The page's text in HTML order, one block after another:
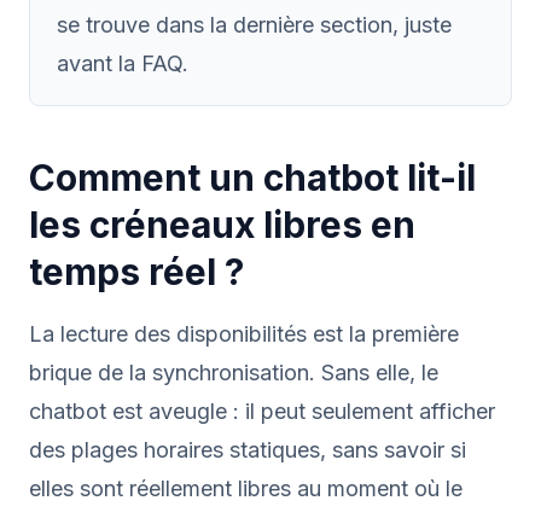
se trouve dans la dernière section, juste
avant la FAQ.
Comment un chatbot lit-il
les créneaux libres en
temps réel ?
La lecture des disponibilités est la première
brique de la synchronisation. Sans elle, le
chatbot est aveugle : il peut seulement afficher
des plages horaires statiques, sans savoir si
elles sont réellement libres au moment où le